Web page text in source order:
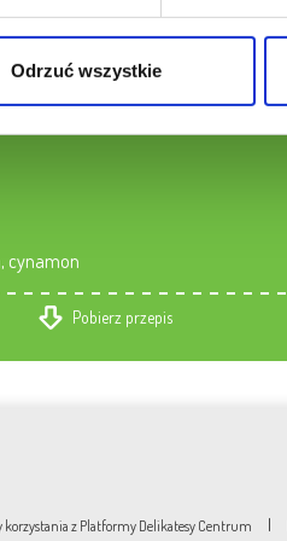
Odrzuć wszystkie
cynamon
Pobierz przepis
korzystania z Platformy Delikatesy Centrum |